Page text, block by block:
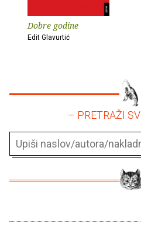
Dobre godine
Edit Glavurtić
– PRETRAŽI